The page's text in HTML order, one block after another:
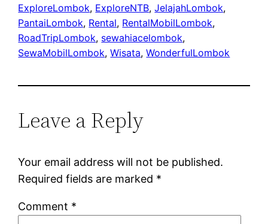
ExploreLombok, ExploreNTB, JelajahLombok
PantaiLombok, Rental, RentalMobilLombok
RoadTripLombok, sewahiacelombok
SewaMobilLombok, Wisata, WonderfulLombok
Leave a Reply
Your email address will not be published.
Required fields are marked *
Comment *